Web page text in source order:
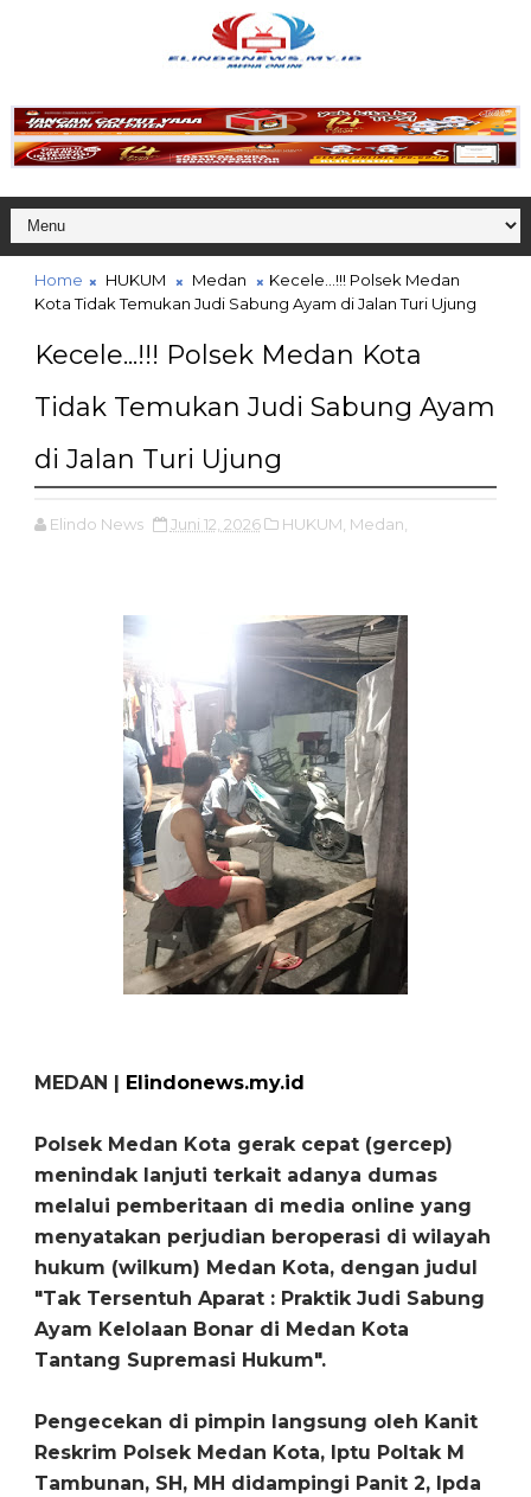
Home HUKUM Medan
Kecele...!!! Polsek Medan
Kota Tidak Temukan Judi Sabung Ayam di Jalan Turi Ujung
Kecele...!!! Polsek Medan Kota
Tidak Temukan Judi Sabung Ayam
di Jalan Turi Ujung
Elindo News Juni 12, 2026 HUKUM, Medan,
MEDAN | Elindonews.my.id
Polsek Medan Kota gerak cepat (gercep)
menindak lanjuti terkait adanya dumas
melalui pemberitaan di media online yang
menyatakan perjudian beroperasi di wilayah
hukum (wilkum) Medan Kota, dengan judul
"Tak Tersentuh Aparat : Praktik Judi Sabung
Ayam Kelolaan Bonar di Medan Kota
Tantang Supremasi Hukum".
Pengecekan di pimpin langsung oleh Kanit
Reskrim Polsek Medan Kota, Iptu Poltak M
Tambunan, SH, MH didampingi Panit 2, Ipda